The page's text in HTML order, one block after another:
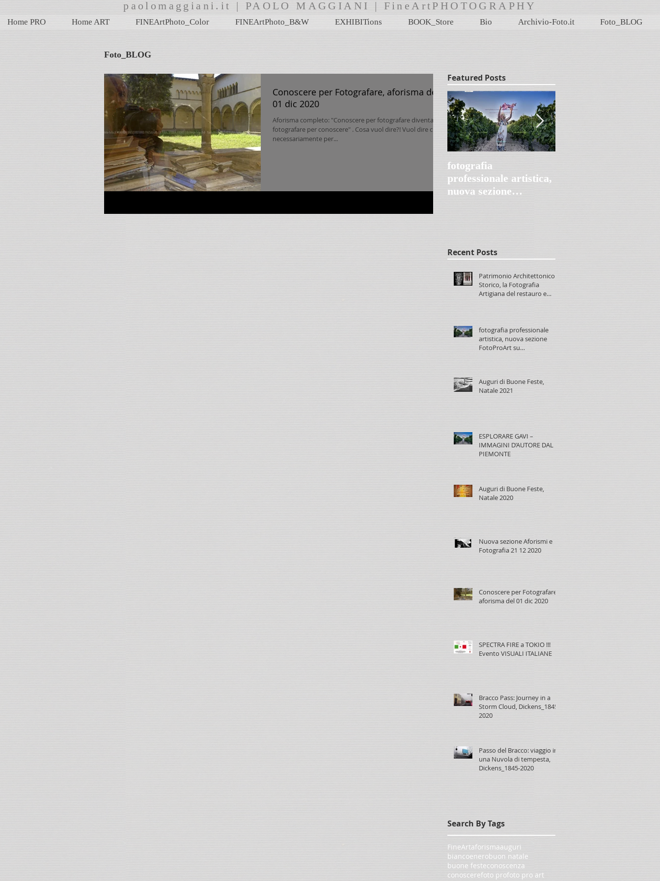
paolomaggiani.it | PAOLO MAGGIANI | FineArtPHOTOGRAPHY
Home PRO Home ART FINEArtPhoto_Color FINEArtPhoto_B&W EXHIBITions BOOK_Store Bio Archivio-Foto.it Foto_BLOG
Foto_BLOG
Conoscere per Fotografare, aforisma del
01 dic 2020
Aforisma completo: "Conoscere per fotografare diventa
fotografare per conoscere" . Cosa vuol dire?! Vuol dire che
necessariamente per...
Featured Posts
fotografia
professionale artistica,
nuova sezione
Recent Posts
Patrimonio Architettonico
Storico, la Fotografia
Artigiana del restauro e
fotografia professionale
artistica, nuova sezione
FotoProArt su
Auguri di Buone Feste,
Natale 2021
ESPLORARE GAVI –
IMMAGINI D’AUTORE DAL
PIEMONTE
Auguri di Buone Feste,
Natale 2020
Nuova sezione Aforismi e
Fotografia 21 12 2020
Conoscere per Fotografare,
aforisma del 01 dic 2020
SPECTRA FIRE a TOKIO !!!
Evento VISUALI ITALIANE
Bracco Pass: Journey in a
Storm Cloud, Dickens_1845-
2020
Passo del Bracco: viaggio in
una Nuvola di tempesta,
Dickens_1845-2020
Search By Tags
FineArtaforismaauguri
biancoenerobuon natale
buone festeconoscenza
conoscerefoto profoto pro art